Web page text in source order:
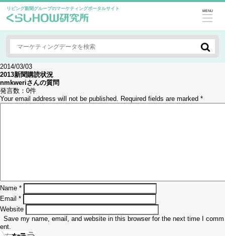
リビング新聞グループのマーケティングポータルサイト MENU
2014/03/03
2013新聞購読状況
nmkweriさんの質問
発言数： 0件
Your email address will not be published. Required fields are marked *
Name *
Email *
Website
Save my name, email, and website in this browser for the next time I comm
ent.